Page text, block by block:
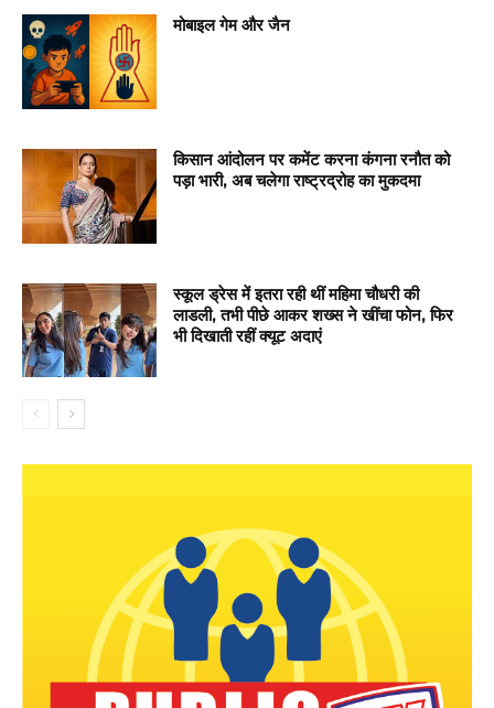
मोबाइल गेम और जैन
किसान आंदोलन पर कमेंट करना कंगना रनौत को
पड़ा भारी, अब चलेगा राष्ट्रद्रोह का मुकदमा
स्कूल ड्रेस में इतरा रही थीं महिमा चौधरी की
लाडली, तभी पीछे आकर शख्स ने खींचा फोन, फिर
भी दिखाती रहीं क्यूट अदाएं